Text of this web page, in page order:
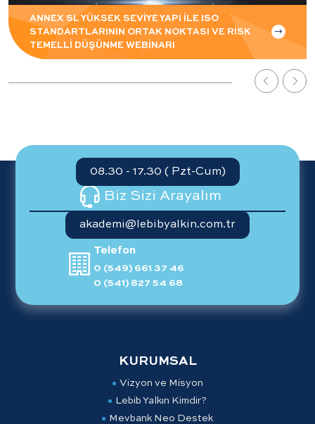
ANNEX SL YÜKSEK SEVİYE YAPI İLE ISO
STANDARTLARININ ORTAK NOKTASI VE RİSK
TEMELLİ DÜŞÜNME WEBİNARI
08.30 - 17.30 ( Pzt-Cum)
Biz Sizi Arayalım
akademi@lebibyalkin.com.tr
Telefon
0 (549) 661 37 46
0 (541) 827 54 68
KURUMSAL
Vizyon ve Misyon
Lebib Yalkın Kimdir?
Mevbank Neo Destek